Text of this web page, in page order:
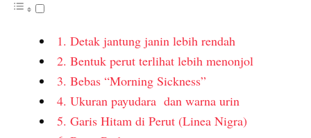
1. Detak jantung janin lebih rendah
2. Bentuk perut terlihat lebih menonjol
3. Bebas “Morning Sickness”
4. Ukuran payudara dan warna urin
5. Garis Hitam di Perut (Linea Nigra)